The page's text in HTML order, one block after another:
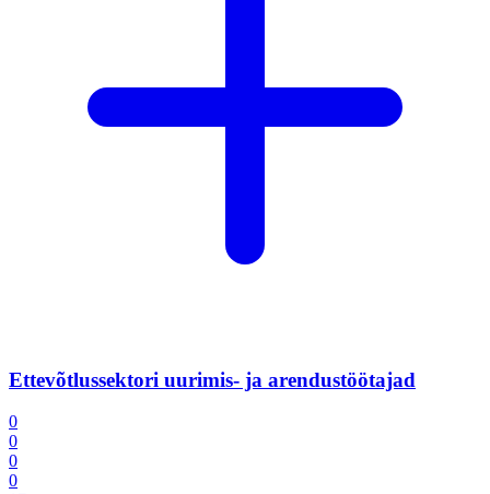
Ettevõtlussektori uurimis- ja arendustöötajad
0
0
0
0